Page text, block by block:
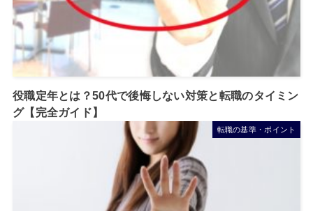
役職定年とは？50代で後悔しない対策と転職のタイミン
グ【完全ガイド】
転職の基準・ポイント